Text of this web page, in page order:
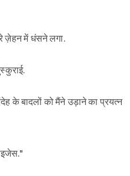
ज़ेहन में धंसने लगा.
के बादलों को मैंने उड़ाने का प्रयत्न